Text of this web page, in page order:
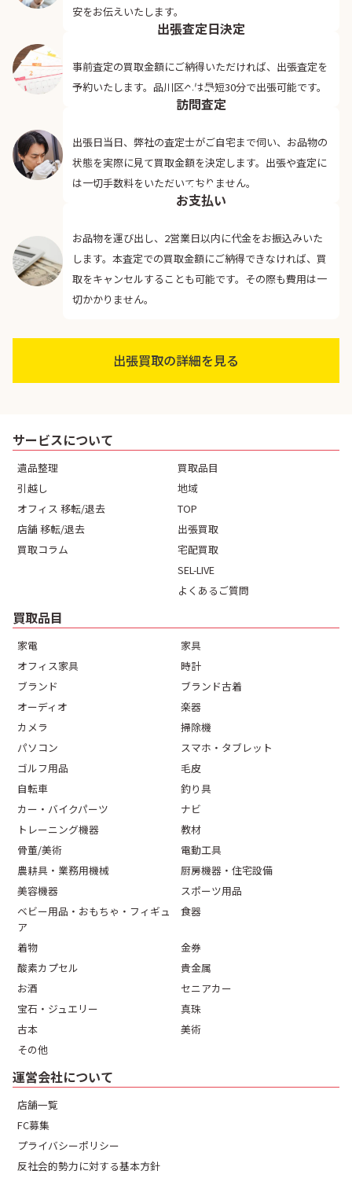
安をお伝えいたします。
02
出張査定日決定
事前査定の買取金額にご納得いただければ、出張査定を
予約いたします。品川区へは最短30分で出張可能です。
03
訪問査定
出張日当日、弊社の査定士がご自宅まで伺い、お品物の
状態を実際に見て買取金額を決定します。出張や査定に
は一切手数料をいただいておりません。
04
お支払い
お品物を運び出し、2営業日以内に代金をお振込みいた
します。本査定での買取金額にご納得できなければ、買
取をキャンセルすることも可能です。その際も費用は一
切かかりません。
出張買取の詳細を見る
サービスについて
遺品整理
引越し
オフィス 移転/退去
店舗 移転/退去
買取コラム
買取品目
地域
TOP
出張買取
宅配買取
SEL-LIVE
よくあるご質問
買取品目
家電
家具
オフィス家具
時計
ブランド
ブランド古着
オーディオ
楽器
カメラ
掃除機
パソコン
スマホ・タブレット
ゴルフ用品
毛皮
自転車
釣り具
カー・バイクパーツ
ナビ
トレーニング機器
教材
骨董/美術
電動工具
農耕具・業務用機械
厨房機器・住宅設備
美容機器
スポーツ用品
ベビー用品・おもちゃ・フィギュ
ア
食器
着物
金券
酸素カプセル
貴金属
お酒
セニアカー
宝石・ジュエリー
真珠
古本
美術
その他
運営会社について
店舗一覧
FC募集
プライバシーポリシー
反社会的勢力に対する基本方針